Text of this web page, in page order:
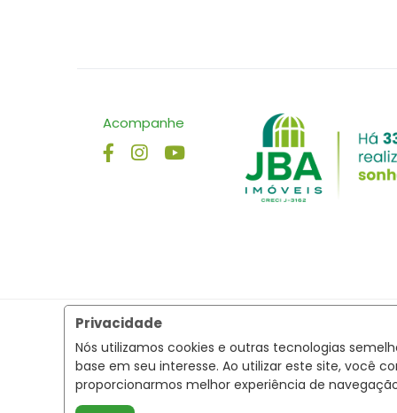
Privacidade
Nós utilizamos cookies e outras tecnologias
base em seu interesse. Ao utilizar este site, você
proporcionarmos melhor experiência de
Acompanhe